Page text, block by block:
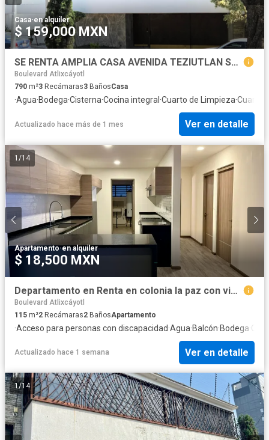
Casa·en alquiler
$ 159,000 MXN
SE RENTA AMPLIA CASA AVENIDA TEZIUTLAN SUR, COL. LA PAZ, PUEBLA
Boulevard Atlixcáyotl
790 m²3 Recámaras3 BañosCasa
·Agua·Bodega·Cisterna·Cocina integral ·Cuarto de Limpieza·Cuarto
Actualizado hace más de 1 mes Ver en detalle
1 /14
Apartamento·en alquiler
$ 18,500 MXN
Departamento en Renta en colonia la paz con vista a la ciudad
Boulevard Atlixcáyotl
115 m²2 Recámaras2 BañosApartamento
·Acceso para personas con discapacidad·Agua·Balcón·Bodega·
Actualizado hace 1 semana Ver en detalle
1/14